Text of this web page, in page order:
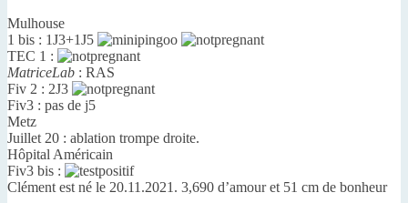
Mulhouse
1 bis : 1J3+1J5
TEC 1 :
MatriceLab : RAS
Fiv 2 : 2J3
Fiv3 : pas de j5
Metz
Juillet 20 : ablation trompe droite.
Hôpital Américain
Fiv3 bis :
Clément est né le 20.11.2021. 3,690 d’amour et 51 cm de bonheur